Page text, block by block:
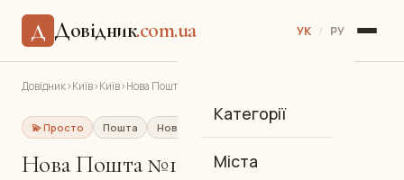
Д Довідник.com.ua УК / РУ
Категорії
Міста
Довідник›Київ›Київ›Нова Пошта №112
💫 Просто Пошта Нова Пошта Солом'янський
Нова Пошта №112